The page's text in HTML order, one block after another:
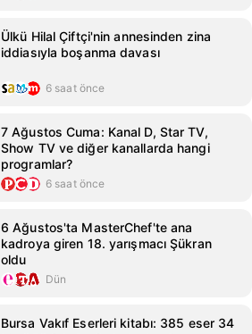
Ülkü Hilal Çiftçi'nin annesinden zina
iddiasıyla boşanma davası
6 saat önce
7 Ağustos Cuma: Kanal D, Star TV,
Show TV ve diğer kanallarda hangi
programlar?
6 saat önce
6 Ağustos'ta MasterChef'te ana
kadroya giren 18. yarışmacı Şükran
oldu
Dün
Bursa Vakıf Eserleri kitabı: 385 eser 34